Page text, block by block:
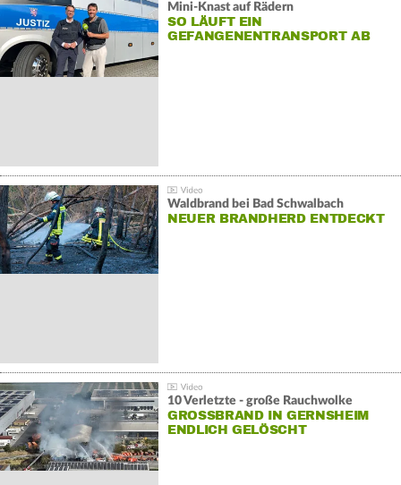
Mini-Knast auf Rädern
SO LÄUFT EIN
GEFANGENENTRANSPORT AB
Waldbrand bei Bad Schwalbach
NEUER BRANDHERD ENTDECKT
10 Verletzte - große Rauchwolke
GROSSBRAND IN GERNSHEIM E
NDLICH GELÖSCHT